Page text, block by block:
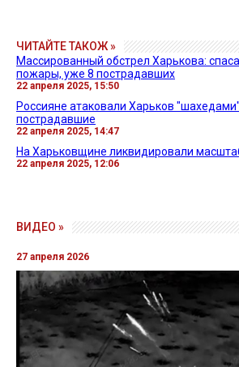
ЧИТАЙТЕ ТАКОЖ »
Массированный обстрел Харькова:
пожары, уже 8 пострадавших
22 апреля 2025, 15:50
Россияне атаковали Харьков
пострадавшие
22 апреля 2025, 14:47
На Харьковщине ликвидировали
22 апреля 2025, 12:06
ВИДЕО »
27 апреля 2026